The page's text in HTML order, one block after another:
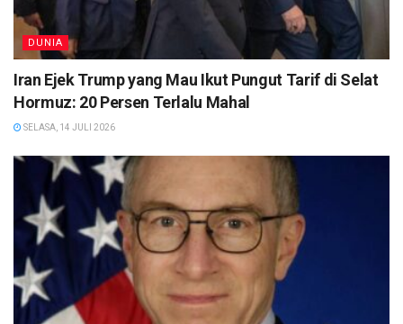
DUNIA
Iran Ejek Trump yang Mau Ikut Pungut Tarif di Selat
Hormuz: 20 Persen Terlalu Mahal
SELASA, 14 JULI 2026